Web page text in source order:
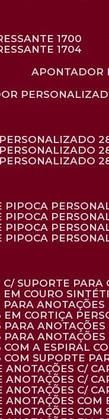
1700
1704
PERSONALIZADO
PERSONALIZADO
PERSONALIZADO
PIPOCA
PIPOCA
PIPOCA
PIPOCA
C/ SUPORTE
EM COURO
PARA
EM CORTIÇA
PARA ANOTAÇÕES
PARA
COM A ESPIRAL
COM SUPORTE
ANOTAÇÕES C/
ANOTAÇÕES C/
ANOTAÇÕES C/
ANOTAÇÕES
ANOTAÇÕES